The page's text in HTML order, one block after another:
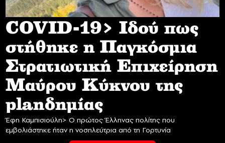
COVID-19> Iδού πως
στήθηκε η Παγκόσμια
Στρατιωτική Επιχείρηση
Mαύρου Κύκνου της
planδημίας
Έφη Καμπισιούλη> Ο πρώτος Έλληνας πολίτης που
εμβολιάστηκε ήταν η νοσηλεύτρια από τη Γορτυνία